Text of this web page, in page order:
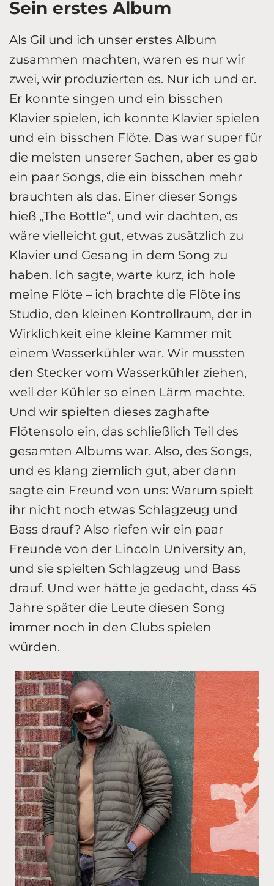
Sein erstes Album
Als Gil und ich unser erstes Album
zusammen machten, waren es nur wir
zwei, wir produzierten es. Nur ich und er.
Er konnte singen und ein bisschen
Klavier spielen, ich konnte Klavier spielen
und ein bisschen Flöte. Das war super für
die meisten unserer Sachen, aber es gab
ein paar Songs, die ein bisschen mehr
brauchten als das. Einer dieser Songs
hieß „The Bottle“, und wir dachten, es
wäre vielleicht gut, etwas zusätzlich zu
Klavier und Gesang in dem Song zu
haben. Ich sagte, warte kurz, ich hole
meine Flöte – ich brachte die Flöte ins
Studio, den kleinen Kontrollraum, der in
Wirklichkeit eine kleine Kammer mit
einem Wasserkühler war. Wir mussten
den Stecker vom Wasserkühler ziehen,
weil der Kühler so einen Lärm machte.
Und wir spielten dieses zaghafte
Flötensolo ein, das schließlich Teil des
gesamten Albums war. Also, des Songs,
und es klang ziemlich gut, aber dann
sagte ein Freund von uns: Warum spielt
ihr nicht noch etwas Schlagzeug und
Bass drauf? Also riefen wir ein paar
Freunde von der Lincoln University an,
und sie spielten Schlagzeug und Bass
drauf. Und wer hätte je gedacht, dass 45
Jahre später die Leute diesen Song
immer noch in den Clubs spielen
würden.